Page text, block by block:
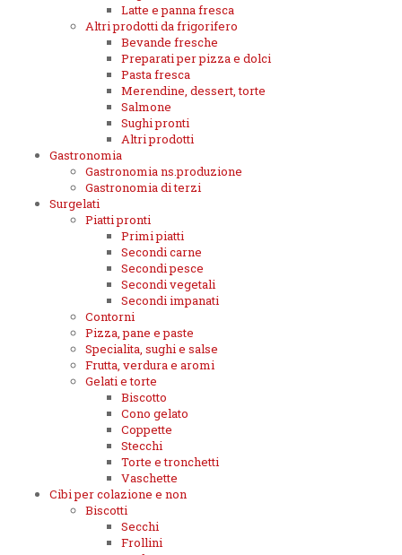
Latte e panna fresca
Altri prodotti da frigorifero
Bevande fresche
Preparati per pizza e dolci
Pasta fresca
Merendine, dessert, torte
Salmone
Sughi pronti
Altri prodotti
Gastronomia
Gastronomia ns.produzione
Gastronomia di terzi
Surgelati
Piatti pronti
Primi piatti
Secondi carne
Secondi pesce
Secondi vegetali
Secondi impanati
Contorni
Pizza, pane e paste
Specialita, sughi e salse
Frutta, verdura e aromi
Gelati e torte
Biscotto
Cono gelato
Coppette
Stecchi
Torte e tronchetti
Vaschette
Cibi per colazione e non
Biscotti
Secchi
Frollini